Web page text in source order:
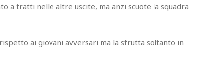
a tratti nelle altre uscite, ma anzi scuote la squadra
ai giovani avversari ma la sfrutta soltanto in